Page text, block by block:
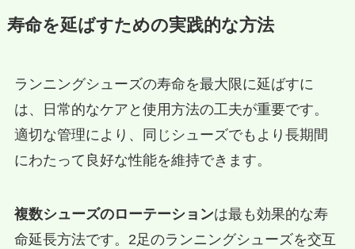
寿命を延ばすための実践的な方法
ランニングシューズの寿命を最大限に延ばすに
は、日常的なケアと使用方法の工夫が重要です。
適切な管理により、同じシューズでもより長期間
にわたって良好な性能を維持できます。
複数シューズのローテーションは最も効果的な寿
命延長方法です。2足のランニングシューズを交互